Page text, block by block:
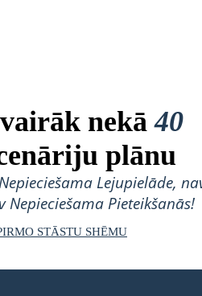
nekā40
plānu
Lejupielāde,
Nepieciešama Pieteikšanās!
STĀSTU SHĒMU